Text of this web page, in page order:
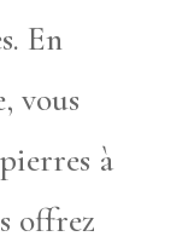
En
vous
à
offrez